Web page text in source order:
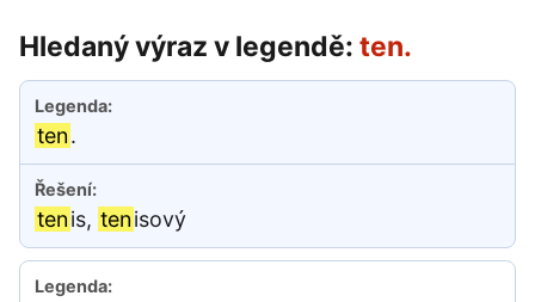
Hledaný výraz v legendě: ten.
ten.
tenis, tenisový